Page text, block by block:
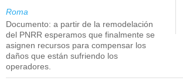
Roma
Documento: a partir de la remodelación
del PNRR esperamos que finalmente se
asignen recursos para compensar los
daños que están sufriendo los
operadores.